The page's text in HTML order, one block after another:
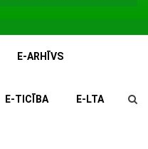
E-ARHĪVS
E-TICĪBA E-LTA